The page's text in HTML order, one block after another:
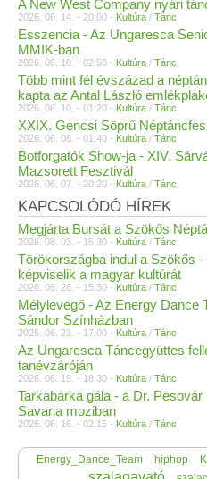
A New West Company nyári
2026. 06. 14. - 20:00 - Kultúra / Tánc
Esszencia - Az Ungaresca
MMIK-ban
2026. 06. 10. - 02:50 - Kultúra / Tánc
Több mint fél évszázad a
kapta az Antal László
2026. 06. 10. - 01:20 - Kultúra / Tánc
XXIX. Gencsi Söprű
2026. 06. 08. - 01:40 - Kultúra / Tánc
Botforgatók Show-ja - XIV.
Mazsorett Fesztivál
2026. 06. 07. - 20:20 - Kultúra / Tánc
KAPCSOLÓDÓ HÍREK
Megjárta Bursát a Szökős
2026. 08. 03. - 15:30 - Kultúra / Tánc
Törökországba indul a Szökős
képviselik a magyar kultúrát
2026. 06. 26. - 15:30 - Kultúra / Tánc
Mélylevegő - Az Energy Dance
Sándor Színházban
2026. 06. 23. - 17:00 - Kultúra / Tánc
Az Ungaresca Táncegyüttes
tanévzáróján
2026. 06. 19. - 18:30 - Kultúra / Tánc
Tarkabarka gála - a Dr.
Savaria moziban
2026. 06. 16. - 02:15 - Kultúra / Tánc
Energy_Dance_Team hiphop